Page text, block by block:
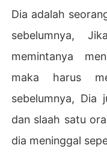
Dia adalah
sebelumnya,
memintanya
maka harus
sebelumnya, Dia
dan slaah satu
dia meninggal